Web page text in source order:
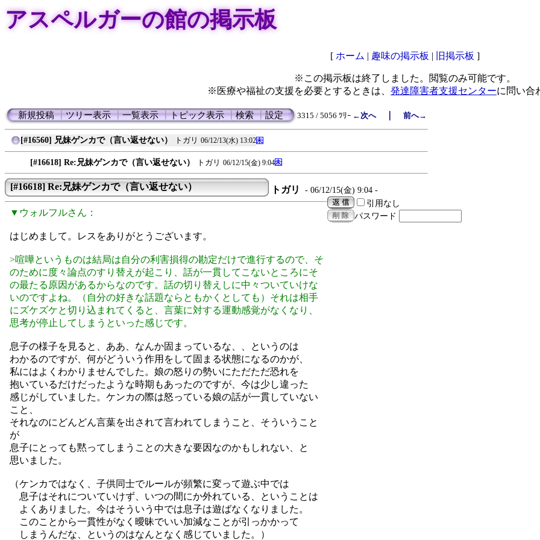
アスペルガーの館の掲示板
[ ホーム | 趣味の掲示板 | 旧掲示板 ]
※この掲示板は終了しました。閲覧のみ可能です。
※医療や福祉の支援を必要とするときは、 発達障害者支援センターに問い合
新規投稿┃ツリー表示┃一覧表示┃トピック表示┃検索┃設定 3315 / 5056 ﾂﾘｰ ←次へ｜ 前へ→
[#16560] 兄妹ゲンカで（言い返せない） トガリ 06/12/13(水) 13:02
[#16618] Re:兄妹ゲンカで（言い返せない） トガリ 06/12/15(金) 9:04
[#16618] Re:兄妹ゲンカで（言い返せない） トガリ
- 06/12/15(金) 9:04 -
引用なし
パスワード
▼ウォルフルさん：
はじめまして。レスをありがとうございます。
>喧嘩というものは結局は自分の利害損得の勘定だけで進行するので、そ
のために度々論点のすり替えが起こり、話が一貫してこないところにそ
の最たる原因があるからなのです。話の切り替えしに中々ついていけな
いのですよね。（自分の好きな話題ならともかくとしても）それは相手
にズケズケと切り込まれてくると、言葉に対する運動感覚がなくなり、
思考が停止してしまうといった感じです。
息子の様子を見ると、ああ、なんか固まっているな、、というのは
わかるのですが、何がどういう作用をして固まる状態になるのかが、
私にはよくわかりませんでした。娘の怒りの勢いにただただ恐れを
抱いているだけだったような時期もあったのですが、今は少し違った
感じがしていました。ケンカの際は怒っている娘の話が一貫していない
こと、
それなのにどんどん言葉を出されて言われてしまうこと、そういうこと
が
息子にとっても黙ってしまうことの大きな要因なのかもしれない、と
思いました。
（ケンカではなく、子供同士でルールが頻繁に変って遊ぶ中では
息子はそれについていけず、いつの間にか外れている、ということは
よくありました。今はそういう中では息子は遊ばなくなりました。
このことから一貫性がなく曖昧でいい加減なことが引っかかって
しまうんだな、というのはなんとなく感じていました。）